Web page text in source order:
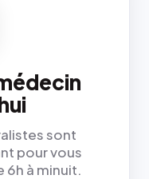
sont
pour vous
6h à minuit.